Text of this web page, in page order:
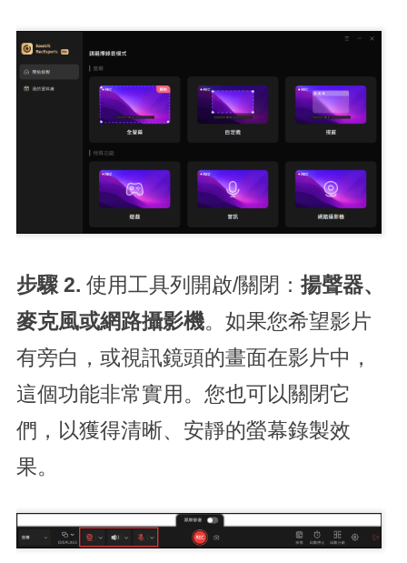
步驟 2. 使用工具列開啟/關閉： 揚聲器、
麥克風或網路攝影機。如果您希望影片
有旁白，或視訊鏡頭的畫面在影片中，
這個功能非常實用。您也可以關閉它
們，以獲得清晰、安靜的螢幕錄製效
果。